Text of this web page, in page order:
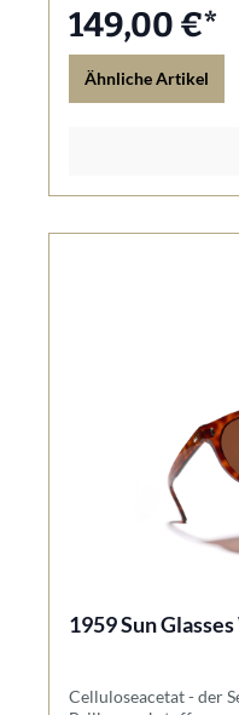
149,00 €*
Ähnliche Artikel
1959 Sun
Celluloseacetat - der